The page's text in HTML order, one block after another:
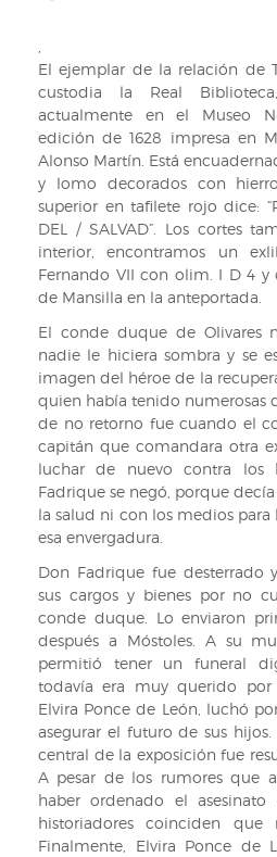
El ejemplar de la relación de
custodia la Real
actualmente en el Museo
edición de 1628 impresa en
Alonso Martín. Está
y lomo decorados con
superior en tafilete rojo dice:
DEL / SALVAD”. Los cortes
interior, encontramos un
Fernando VII con olim. I D 4
de Mansilla en la anteportada.
El conde duque de Olivares
nadie le hiciera sombra y se
imagen del héroe de la
quien había tenido numerosas
de no retorno fue cuando el
capitán que comandara otra
luchar de nuevo contra los
Fadrique se negó, porque
la salud ni con los medios
esa envergadura.
Don Fadrique fue desterrado
sus cargos y bienes por no
conde duque. Lo enviaron
después a Móstoles. A su
permitió tener un funeral
todavía era muy querido por
Elvira Ponce de León, luchó
asegurar el futuro de sus
central de la exposición fue
A pesar de los rumores que
haber ordenado el
historiadores coinciden que
Finalmente, Elvira Ponce de